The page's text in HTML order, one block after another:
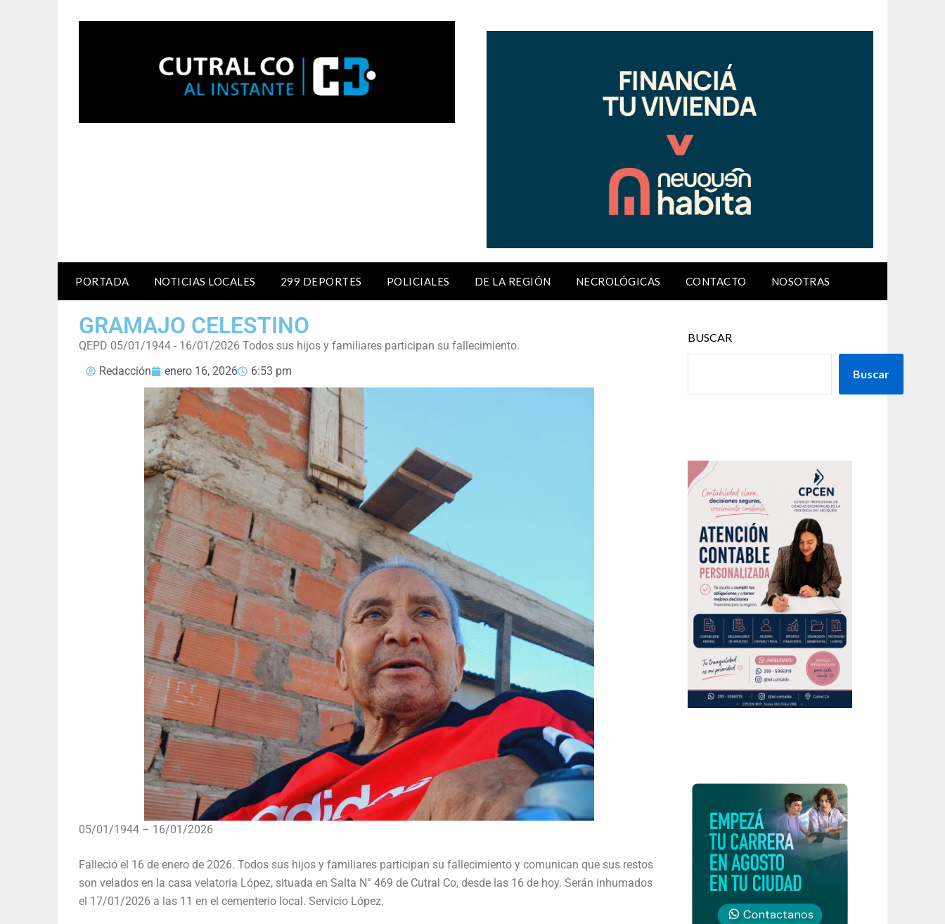
PORTADA NOTICIAS LOCALES 299 DEPORTES POLICIALES DE LA REGIÓN NECROLÓGICAS CONTACTO NOSOTRAS
GRAMAJO CELESTINO
QEPD 05/01/1944 - 16/01/2026 Todos sus hijos y familiares participan su fallecimiento.
Redacción
enero 16, 2026 6:53 pm
05/01/1944 – 16/01/2026
Falleció el 16 de enero de 2026. Todos sus hijos y familiares participan su fallecimiento y comunican que sus restos
son velados en la casa velatoria López, situada en Salta N° 469 de Cutral Co, desde las 16 de hoy. Serán inhumados
el 17/01/2026 a las 11 en el cementerio local. Servicio López.
BUSCAR
Buscar